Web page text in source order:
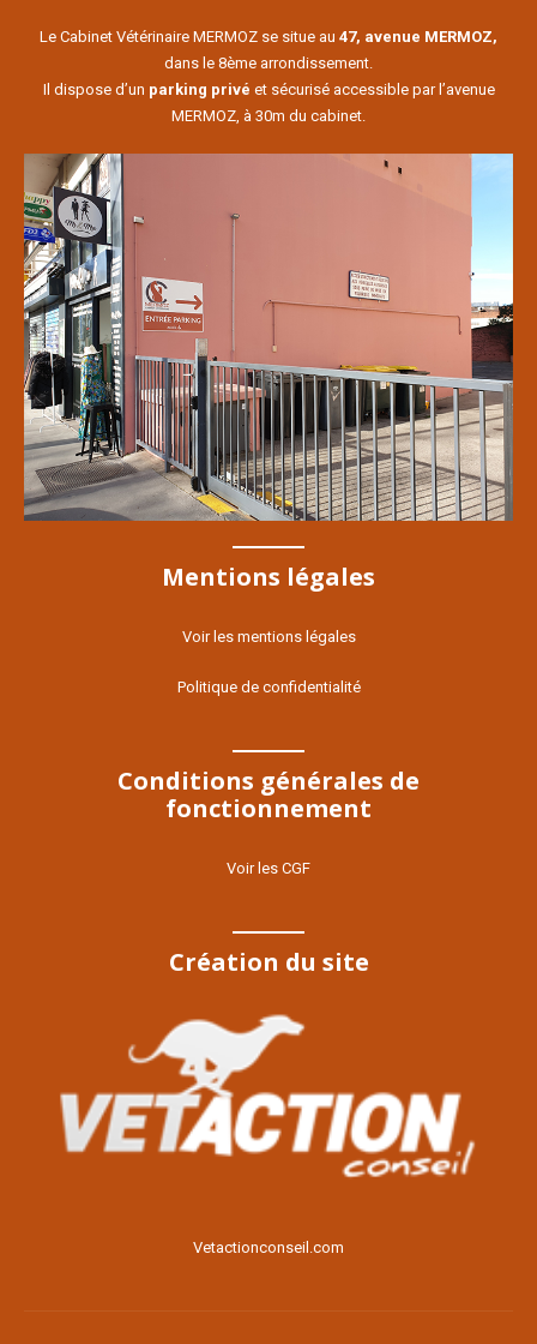
Le Cabinet Vétérinaire MERMOZ se situe au 47, avenue MERMOZ,
dans le 8ème arrondissement.
Il dispose d’un parking privé et sécurisé accessible par l’avenue
MERMOZ, à 30m du cabinet.
Mentions légales
Voir les mentions légales
Politique de confidentialité
Conditions générales de
fonctionnement
Voir les CGF
Création du site
Voir le site
Vetactionconseil.com